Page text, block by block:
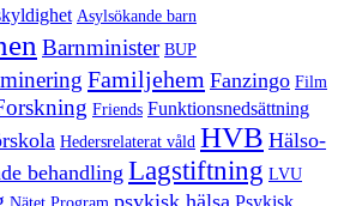
Asylsökande barn
Barnminister BUP
Familjehem Fanzingo Film
Friends Funktionsnedsättning
Hedersrelaterat våld HVB Hälso-
behandling Lagstiftning LVU
psykisk hälsa Psykisk